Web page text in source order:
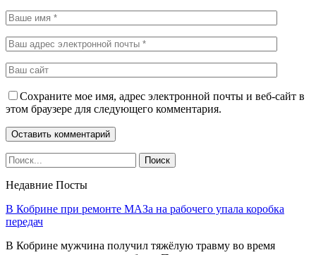
Сохраните мое имя, адрес электронной почты и веб-сайт в
этом браузере для следующего комментария.
Недавние Посты
В Кобрине при ремонте МАЗа на рабочего упала коробка
передач
В Кобрине мужчина получил тяжёлую травму во время